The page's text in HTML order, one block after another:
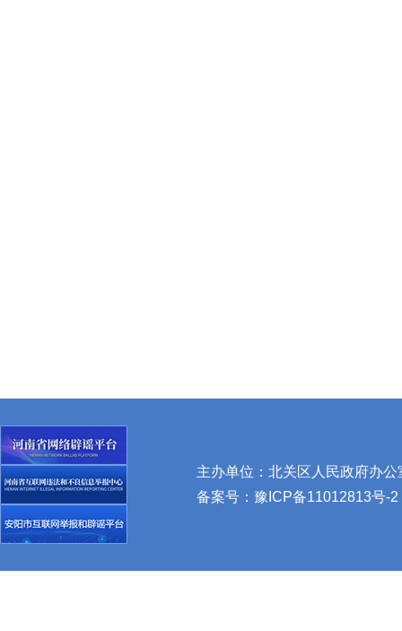
主办单位：北关区人民政府办
备案号： 豫ICP备11012813号-2